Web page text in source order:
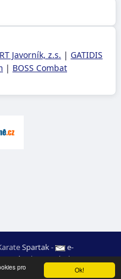
Ok!
pro
Javorník, z.s. | GATIDIS
| BOSS Combat
Spartak-
e-
webu| Login|RSS
karate : Mgr. Jiří Kotala